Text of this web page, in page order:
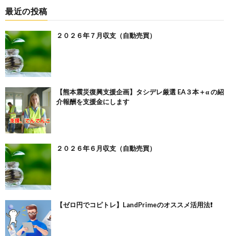
最近の投稿
２０２６年７月収支（自動売買）
【熊本震災復興支援企画】タシデレ厳選 EA３本＋α の紹
介報酬を支援金にします
２０２６年６月収支（自動売買）
【ゼロ円でコピトレ】LandPrimeのオススメ活用法❗️